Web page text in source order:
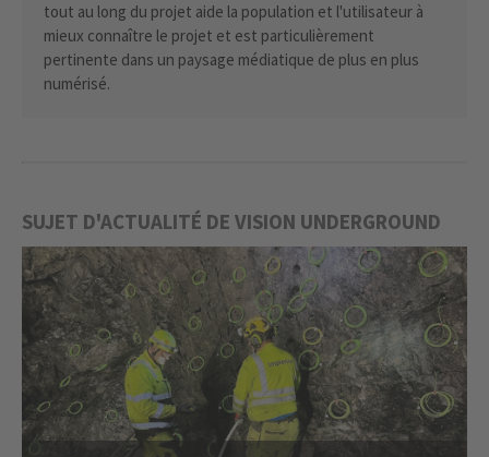
tout au long du projet aide la population et l'utilisateur à
mieux connaître le projet et est particulièrement
pertinente dans un paysage médiatique de plus en plus
numérisé.
SUJET D'ACTUALITÉ DE VISION UNDERGROUND